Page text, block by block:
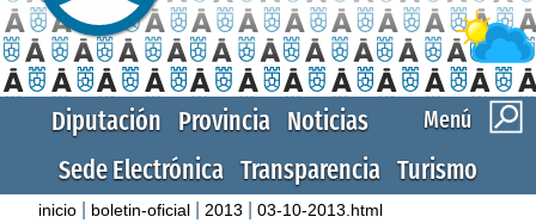
Menú
Diputación Provincia Noticias
Sede Electrónica Transparencia Turismo
inicio boletin-oficial 2013 |03-10-2013.html